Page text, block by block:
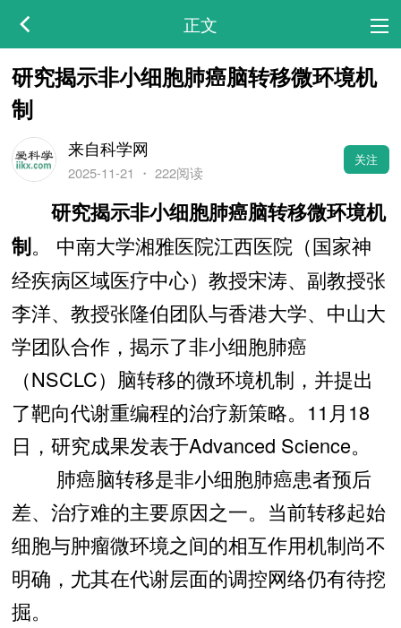
正文
研究揭示非小细胞肺癌脑转移微环境机
制
来自科学网
2025-11-21 ・ 222阅读
关注
研究揭示非小细胞肺癌脑转移微环境机
制。 中南大学湘雅医院江西医院（国家神
经疾病区域医疗中心）教授宋涛、副教授张
李洋、教授张隆伯团队与香港大学、中山大
学团队合作，揭示了非小细胞肺癌
（NSCLC）脑转移的微环境机制，并提出
了靶向代谢重编程的治疗新策略。11月18
日，研究成果发表于Advanced Science。
肺癌脑转移是非小细胞肺癌患者预后
差、治疗难的主要原因之一。当前转移起始
细胞与肿瘤微环境之间的相互作用机制尚不
明确，尤其在代谢层面的调控网络仍有待挖
掘。